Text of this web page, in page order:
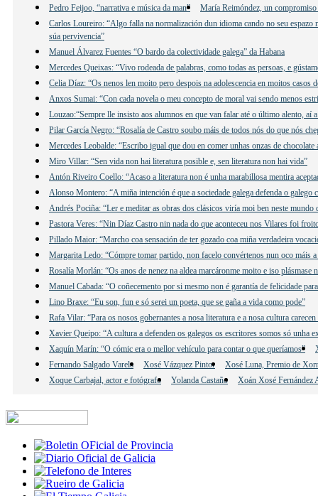
Pedro Feijoo, “narrativa e música da man”
María Reimóndez, un compromiso
Carlos Loureiro: “Algo falla na normalización dun idioma cando no seu
súa pervivencia”
Manuel Álvarez Fuentes “O bardo da colectividade galega” da Habana
Mercedes Queixas: “Vivo rodeada de palabras, como todas as persoas, e
Celia Díaz: “Os nenos len moito pero despois na adolescencia en moitos casos
Anxos Sumai: “Con cada novela o meu concepto de moral vai sendo menos
Louzao:“Sempre lle insisto aos alumnos en que van falar até o último alento, aí
Pilar García Negro: “Rosalía de Castro soubo máis de todos nós do que nós
Mercedes Leobalde: “Escribo igual que dou en comer unhas onzas de chocolate
Miro Villar: “Sen vida non hai literatura posible e, sen literatura non hai vida”
Antón Riveiro Coello: “Acaso a literatura non é unha marabillosa mentira
Alonso Montero: “A miña intención é que a sociedade galega defenda o galego
Andrés Pociña: “Ler e meditar as obras dos clásicos viría moi ben neste mundo
Pastora Veres: “Nin Díaz Castro nin nada do que aconteceu nos Vilares foi
Pillado Maior: “Marcho coa sensación de ter gozado coa miña verdadeira
Margarita Ledo: “Cómpre tomar partido, non facelo convértenos nun oco máis a
Rosalía Morlán: “Os anos de nenez na aldea marcáronme moito e iso plásmase
Manuel Cabada: “O coñecemento por si mesmo non é garantía de felicidade
Lino Braxe: “Eu son, fun e só serei un poeta, que se gaña a vida como pode”
Rafa Vilar: “Para os nosos gobernantes a nosa literatura e a nosa cultura
Xavier Queipo: “A cultura a defenden os galegos os escritores somos só unha
Xaquín Marín: “O cómic era o mellor vehículo para contar o que queríamos”
Fernando Salgado Varela
Xosé Vázquez Pintor
Xosé Luna, Premio de
Xoque Carbajal, actor e fotógrafo
Yolanda Castaño Xoán Xosé Fernández